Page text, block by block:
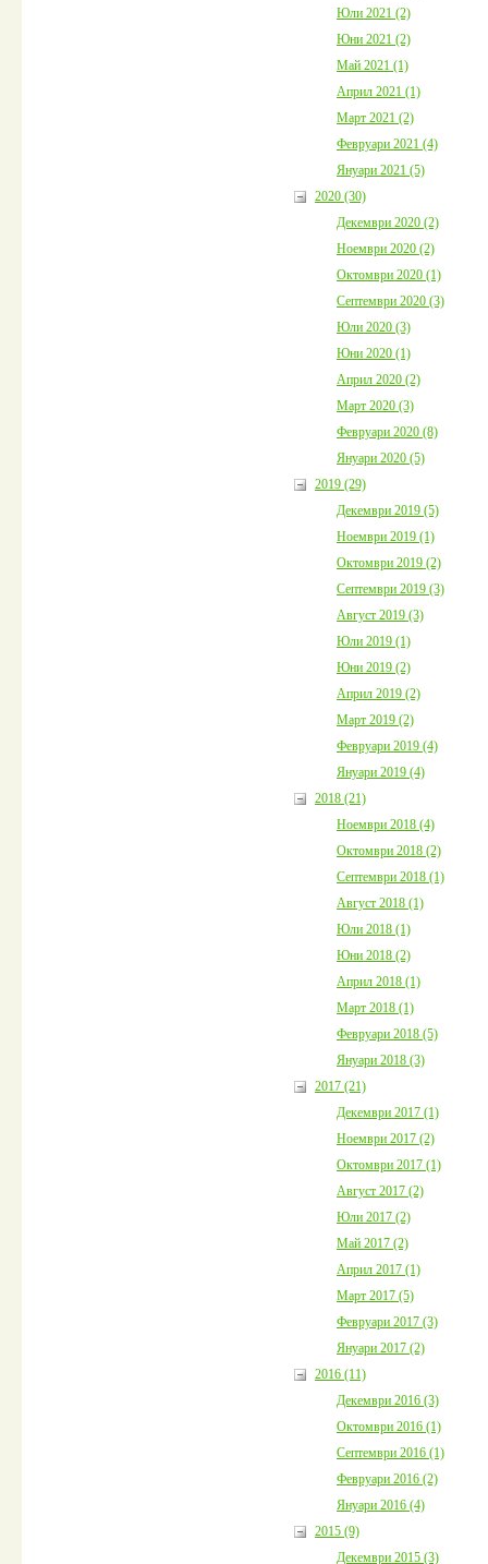
Юли 2021 (2)
Юни 2021 (2)
Май 2021 (1)
Април 2021 (1)
Март 2021 (2)
Февруари 2021 (4)
Януари 2021 (5)
2020 (30)
Декември 2020 (2)
Ноември 2020 (2)
Октомври 2020 (1)
Септември 2020 (3)
Юли 2020 (3)
Юни 2020 (1)
Април 2020 (2)
Март 2020 (3)
Февруари 2020 (8)
Януари 2020 (5)
2019 (29)
Декември 2019 (5)
Ноември 2019 (1)
Октомври 2019 (2)
Септември 2019 (3)
Август 2019 (3)
Юли 2019 (1)
Юни 2019 (2)
Април 2019 (2)
Март 2019 (2)
Февруари 2019 (4)
Януари 2019 (4)
2018 (21)
Ноември 2018 (4)
Октомври 2018 (2)
Септември 2018 (1)
Август 2018 (1)
Юли 2018 (1)
Юни 2018 (2)
Април 2018 (1)
Март 2018 (1)
Февруари 2018 (5)
Януари 2018 (3)
2017 (21)
Декември 2017 (1)
Ноември 2017 (2)
Октомври 2017 (1)
Август 2017 (2)
Юли 2017 (2)
Май 2017 (2)
Април 2017 (1)
Март 2017 (5)
Февруари 2017 (3)
Януари 2017 (2)
2016 (11)
Декември 2016 (3)
Октомври 2016 (1)
Септември 2016 (1)
Февруари 2016 (2)
Януари 2016 (4)
2015 (9)
Декември 2015 (3)